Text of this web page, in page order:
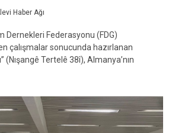
Haber Ağı
Dernekleri Federasyonu (FDG)
çalışmalar sonucunda hazırlanan
(Nışangê Tertelê 38î), Almanya’nın